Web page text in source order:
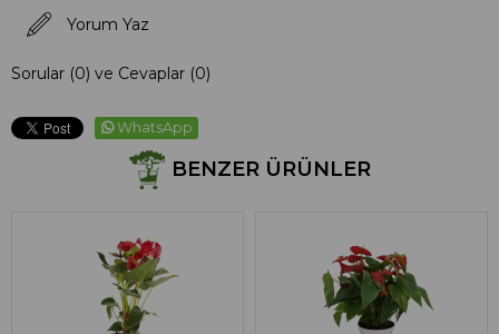
Yorum Yaz
Sorular (0) ve Cevaplar (0)
WhatsApp
BENZER ÜRÜNLER